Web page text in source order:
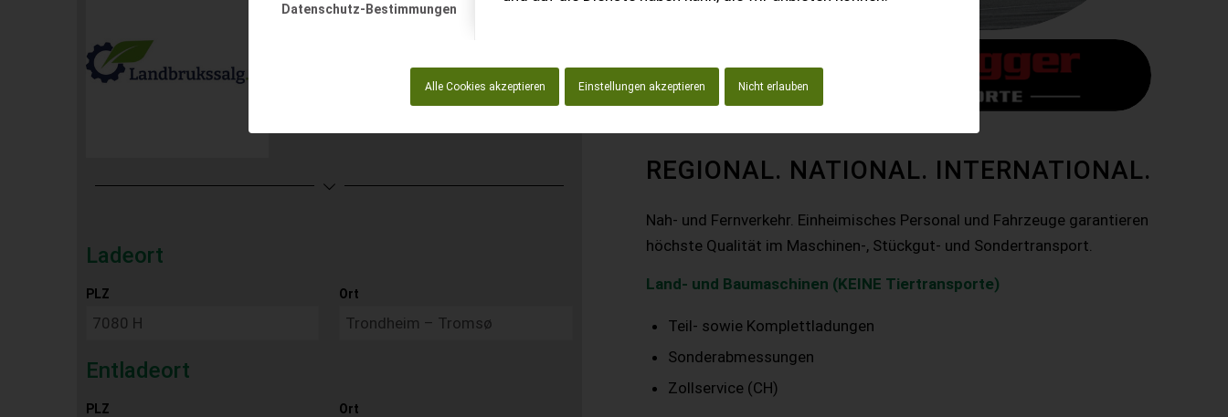
Datenschutz-Bestimmungen
Alle Cookies akzeptieren Einstellungen akzeptieren Nicht erlauben
Ladeort
PLZ Ort
Entladeort
PLZ Ort
REGIONAL. NATIONAL. INTERNATIONAL.
Nah- und Fernverkehr. Einheimisches Personal und Fahrzeuge garantieren
höchste Qualität im Maschinen-, Stückgut- und Sondertransport.
Land- und Baumaschinen (KEINE Tiertransporte)
Teil- sowie Komplettladungen
Sonderabmessungen
Zollservice (CH)